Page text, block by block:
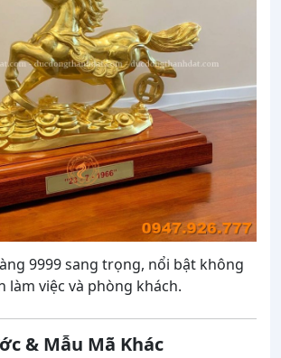
9999 sang trọng, nổi bật không
làm việc và phòng khách.
& Mẫu Mã Khác